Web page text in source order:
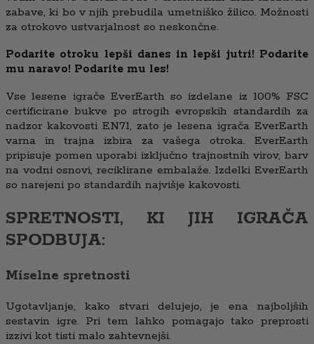
zabave, ki bo v njih prebudila umetniško žilico. Možnosti
za otrokovo ustvarjalnost so neskončne.
Podarite otroku lepši danes in lepši jutri! Podarite
mu naravo! Podarite mu les!
Vse lesene igrače EverEarth so izdelane iz 100% FSC
certificirane bukve po strogih evropskih standardih za
nadzor kakovosti EN71, zato je lesena igrača EverEarth
varna in trajna izbira za vašega otroka. EverEarth
pripisuje pomen uporabi izključno trajnostnih virov, barv
na vodni osnovi, reciklirane embalaže. Izdelki EverEarth
so narejeni po standardih najvišje kakovosti.
SPRETNOSTI, KI JIH IGRAČA
SPODBUJA:
Miselne spretnosti
Ugotavljanje, kako stvari delujejo, je ena najboljših
sestavin igre. Pri tem lahko pomagajo tako preprosti
izzivi kot tisti malo zahtevnejši.